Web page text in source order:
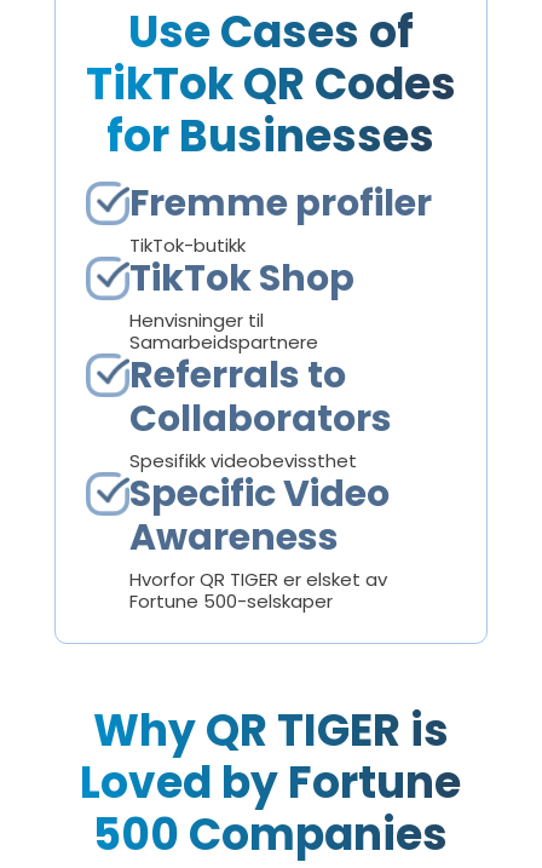
Use Cases of
TikTok QR Codes
for Businesses
Fremme profiler
TikTok-butikk
TikTok Shop
Henvisninger til
Samarbeidspartnere
Referrals to
Collaborators
Spesifikk videobevissthet
Specific Video
Awareness
Hvorfor QR TIGER er elsket av
Fortune 500-selskaper
Why QR TIGER is
Loved by Fortune
500 Companies